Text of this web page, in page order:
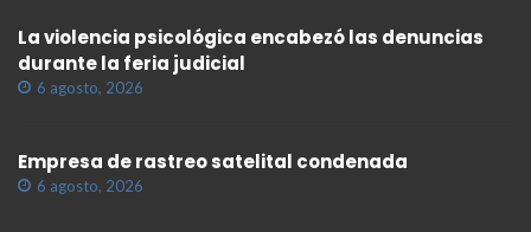
La violencia psicológica encabezó las denuncias
durante la feria judicial
6 agosto, 2026
Empresa de rastreo satelital condenada
6 agosto, 2026